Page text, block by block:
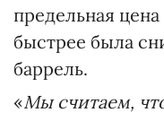
предельная
быстрее была
баррель.
«Мы считаем,